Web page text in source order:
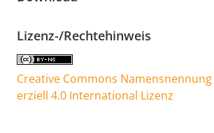
Lizenz-/Rechtehinweis
Creative Commons
erziell 4.0 International Lizenz